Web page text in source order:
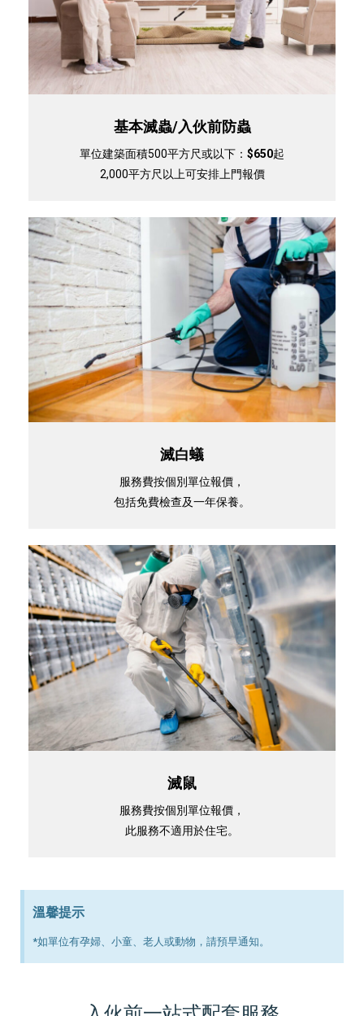
基本滅蟲/入伙前防蟲
單位建築面積500平方尺或以下： $650起
2,000平方尺以上可安排上門報價
滅白蟻
服務費按個別單位報價，
包括免費檢查及一年保養。
滅鼠
服務費按個別單位報價，
此服務不適用於住宅。
溫馨提示
*如單位有孕婦、小童、老人或動物，請預早通知。